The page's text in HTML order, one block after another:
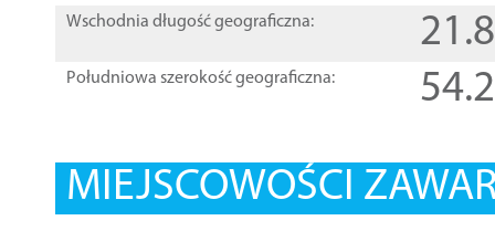
Wschodnia długość geograficzna:
Południowa szerokość geograficzna:
MIEJSCOWOŚCI